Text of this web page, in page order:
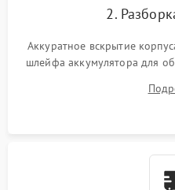
2.
Аккуратное вскрытие
шлейфа аккумулятора для
высохшей